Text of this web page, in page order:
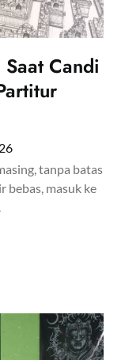
Candi
tanpa batas
bebas, masuk ke